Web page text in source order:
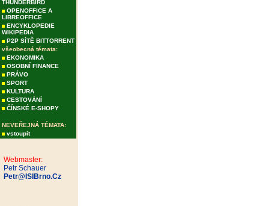
THUNDERBIRD
OPENOFFICE A
LIBREOFFICE
ENCYKLOPEDIE
WIKIPEDIA
P2P SÍTĚ BITTORRENT
všeobecná témata:
EKONOMIKA
OSOBNÍ FINANCE
PRÁVO
SPORT
KULTURA
CESTOVÁNÍ
ČÍNSKÉ E-SHOPY
NEVEŘEJNÁ TÉMATA:
vstoupit
Webmaster:
Petr Schauer
Petr@ISIBrno.Cz